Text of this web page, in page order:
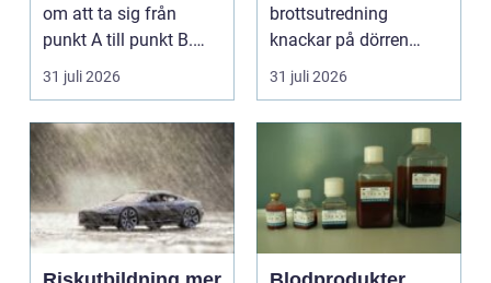
om att ta sig från
punkt A till punkt B.
För många är res...
31 juli 2026
brottsutredning
knackar på dörren
förändras vardagen
snabbt....
31 juli 2026